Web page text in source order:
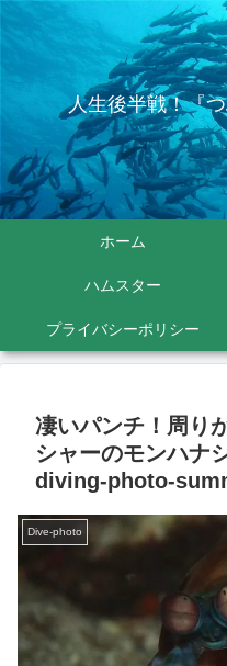
人生後半戦！『
ホーム
ハムスター
プライバシーポリシー
凄いパンチ！周り
シャーのモンハ
diving-photo-
Dive-photo